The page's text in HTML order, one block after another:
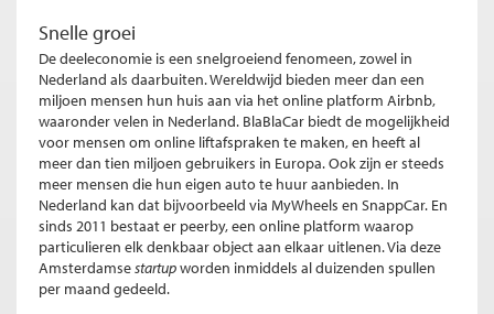
Snelle groei
De deeleconomie is een snelgroeiend fenomeen, zowel in
Nederland als daarbuiten. Wereldwijd bieden meer dan een
miljoen mensen hun huis aan via het online platform Airbnb,
waaronder velen in Nederland. BlaBlaCar biedt de mogelijkheid
voor mensen om online liftafspraken te maken, en heeft al
meer dan tien miljoen gebruikers in Europa. Ook zijn er steeds
meer mensen die hun eigen auto te huur aanbieden. In
Nederland kan dat bijvoorbeeld via MyWheels en SnappCar. En
sinds 2011 bestaat er peerby, een online platform waarop
particulieren elk denkbaar object aan elkaar uitlenen. Via deze
Amsterdamsestartupworden inmiddels al duizenden spullen
per maand gedeeld.